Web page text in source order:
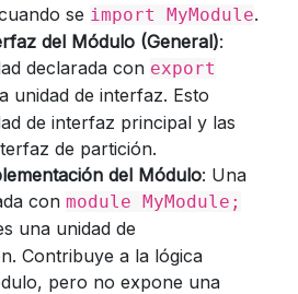
se import MyModule.
del Módulo (General):
declarada con export
unidad de interfaz. Esto
de interfaz principal y las
de partición.
del Módulo: Una
con module MyModule;
una unidad de
Contribuye a la lógica
pero no expone una